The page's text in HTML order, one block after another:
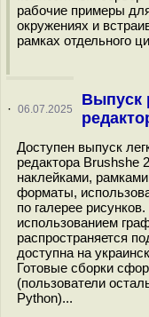
рабочие примеры
окружениях и
рамках отдельного
· 06.07.2025
Выпуск
Доступен выпуск
редактора Brushshe
наклейками,
форматы,
по галерее
использованием
распространяется
доступна на
Готовые сборки
(пользователи
Python)...